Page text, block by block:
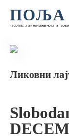
ПОЉА
часопис за књижевност и
Ликовни